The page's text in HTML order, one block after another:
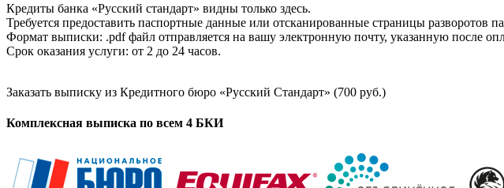
Кредиты банка «Русский стандарт» видны только здесь.
Требуется предоставить паспортные данные или отсканированные страницы разворотов
Формат выписки: .pdf файл отправляется на вашу электронную почту, указанную после
Срок оказания услуги: от 2 до 24 часов.
Заказать выписку из Кредитного бюро «Русский Стандарт» (700 руб.)
Комплексная выписка по всем 4 БКИ